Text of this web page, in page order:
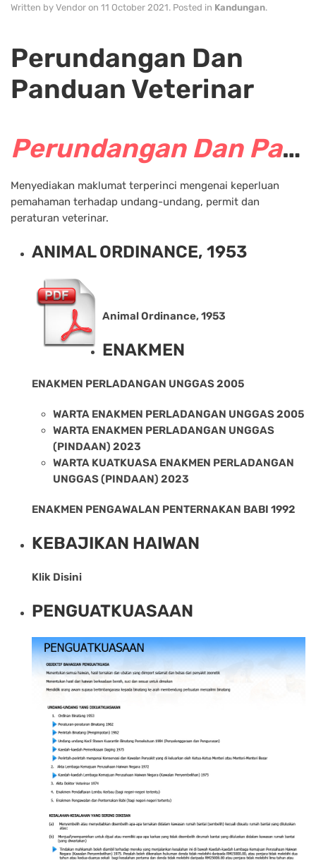
Written by Vendor on 11 October 2021. Posted in Kandungan.
Perundangan Dan
Panduan Veterinar
Perundangan Dan Panduan Veterinar
Menyediakan maklumat terperinci mengenai keperluan
pemahaman terhadap undang-undang, permit dan
peraturan veterinar.
ANIMAL ORDINANCE, 1953
Animal Ordinance, 1953
ENAKMEN
ENAKMEN PERLADANGAN UNGGAS 2005
WARTA ENAKMEN PERLADANGAN UNGGAS 2005
WARTA ENAKMEN PERLADANGAN UNGGAS
(PINDAAN) 2023
WARTA KUATKUASA ENAKMEN PERLADANGAN
UNGGAS (PINDAAN) 2023
ENAKMEN PENGAWALAN PENTERNAKAN BABI 1992
KEBAJIKAN HAIWAN
Klik Disini
PENGUATKUASAAN